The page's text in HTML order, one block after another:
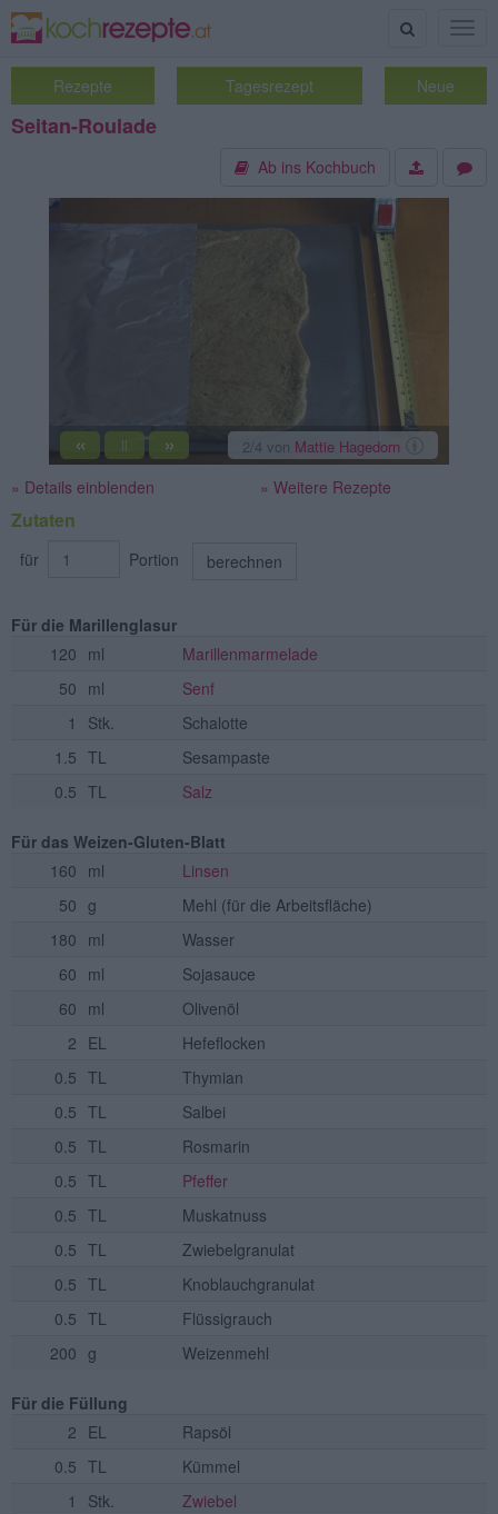
Suche
Rezepte Tagesrezept Neue
Seitan-Roulade
Ab ins Kochbuch
« || » 2 /4 von Mattie Hagedorn
» Details einblenden » Weitere Rezepte
Zutaten
für Portion berechnen
Für die Marillenglasur
120 ml
Marillenmarmelade
50 ml
Senf
1
Stk.
Schalotte
1.5 TL
Sesampaste
0.5 TL Salz
Für das Weizen-Gluten-Blatt
160 ml
Linsen
50 g Mehl (für die Arbeitsfläche)
180 ml
Wasser
60 ml
Sojasauce
60 ml
Olivenöl
2 EL
Hefeflocken
0.5 TL
Thymian
0.5 TL
Salbei
0.5 TL
Rosmarin
0.5 TL
Pfeffer
0.5 TL
Muskatnuss
0.5 TL
Zwiebelgranulat
0.5 TL
Knoblauchgranulat
0.5 TL
Flüssigrauch
200 g Weizenmehl
Für die Füllung
2 EL
Rapsöl
0.5 TL
Kümmel
1
Stk.
Zwiebel